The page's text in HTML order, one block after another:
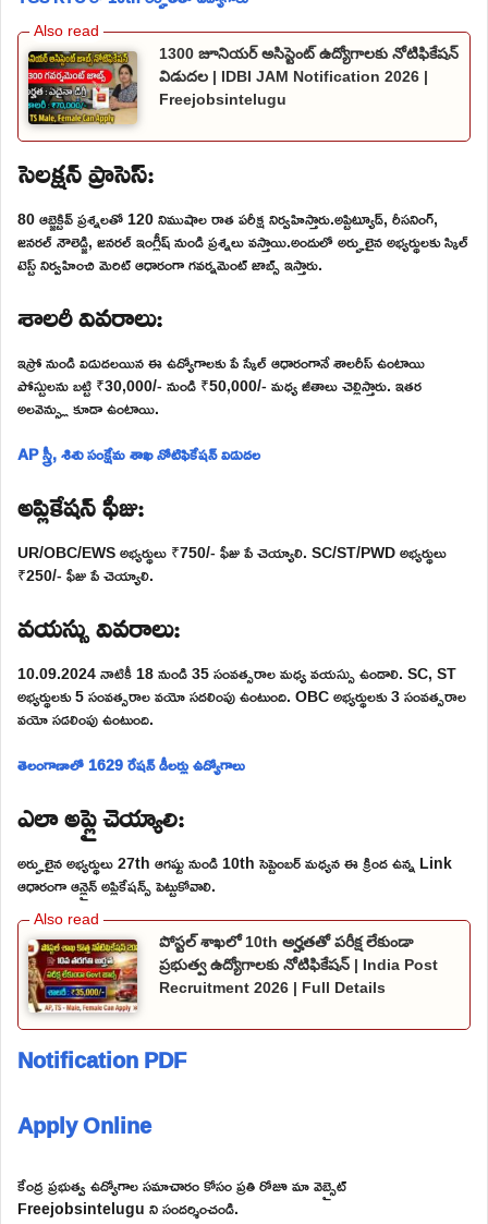
1300 జూనియర్ అసిస్టెంట్ ఉద్యోగాలకు నోటిఫికేషన్
విడుదల | IDBI JAM Notification 2026 |
Freejobsintelugu
సెలక్షన్ ప్రాసెస్:
80 ఆబ్జెక్టివ్ ప్రశ్నలతో 120 నిముషాల రాత పరీక్ష నిర్వహిస్తారు.అప్టిట్యూడ్, రీసనింగ్,
జనరల్ నౌలెడ్జి, జనరల్ ఇంగ్లీష్ నుండి ప్రశ్నలు వస్తాయి.అందులో అర్హులైన అభ్యర్థులకు స్కిల్
టెస్ట్ నిర్వహించి మెరిట్ ఆధారంగా గవర్నమెంట్ జాబ్స్ ఇస్తారు.
శాలరీ వివరాలు:
ఇస్రో నుండి విడుదలయిన ఈ ఉద్యోగాలకు పే స్కేల్ ఆధారంగానే శాలరీస్ ఉంటాయి
పోస్టులను బట్టి ₹30,000/- నుండి ₹50,000/- మధ్య జీతాలు చెల్లిస్తారు. ఇతర
అలవెన్స్లు కూడా ఉంటాయి.
AP స్త్రీ, శిశు సంక్షేమ శాఖ నోటిఫికేషన్ విడుదల
అప్లికేషన్ ఫీజు:
UR/OBC/EWS అభ్యర్థులు ₹750/- ఫీజు పే చెయ్యాలి. SC/ST/PWD అభ్యర్థులు
₹250/- ఫీజు పే చెయ్యాలి.
వయస్సు వివరాలు:
10.09.2024 నాటికీ 18 నుండి 35 సంవత్సరాల మధ్య వయస్సు ఉండాలి. SC, ST
అభ్యర్థులకు 5 సంవత్సరాల వయో సదలింపు ఉంటుంది. OBC అభ్యర్థులకు 3 సంవత్సరాల
వయో సడలింపు ఉంటుంది.
తెలంగాణాలో 1629 రేషన్ డీలర్లు ఉద్యోగాలు
ఎలా అప్లై చెయ్యాలి:
అర్హులైన అభ్యర్థులు 27th ఆగష్టు నుండి 10th సెప్టెంబర్ మధ్యన ఈ క్రింద ఉన్న Link
ఆధారంగా ఆన్లైన్ అప్లికేషన్స్ పెట్టుకోవాలి.
పోస్టల్ శాఖలో 10th అర్హతతో పరీక్ష లేకుండా
ప్రభుత్వ ఉద్యోగాలకు నోటిఫికేషన్ | India Post
Recruitment 2026 | Full Details
Notification PDF
Apply Online
కేంద్ర ప్రభుత్వ ఉద్యోగాల సమాచారం కోసం ప్రతి రోజూ మా వెబ్సైట్
Freejobsintelugu ని సందర్శించండి.